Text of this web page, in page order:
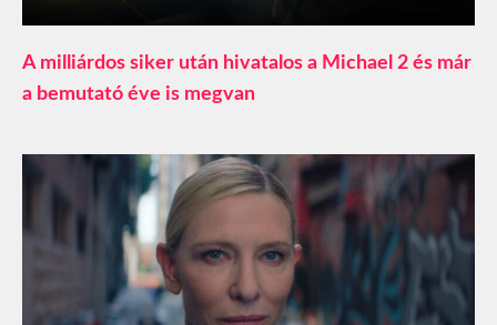
A milliárdos siker után hivatalos a Michael 2 és már
a bemutató éve is megvan